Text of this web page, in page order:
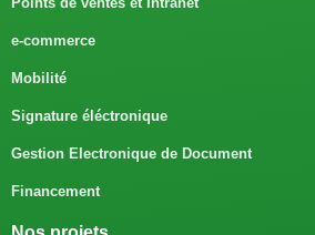
e-commerce
Mobilité
Signature éléctronique
Gestion Electronique de Document
Financement